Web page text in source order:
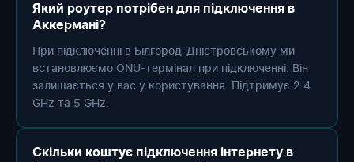
Який роутер потрібен для підключення в
Аккермані?
При підключенні в Білгород-Дністровському ми
встановлюємо ONU-термінал при підключенні. Він
залишається у вас у користування. Підтримує 2.4
GHz та 5 GHz.
Скільки коштує підключення інтернету в